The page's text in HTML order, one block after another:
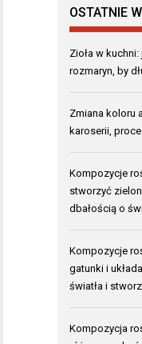
OSTATNIE
Zioła w
rozmaryn, by
Zmiana koloru
karoserii,
Kompozycje
stworzyć
dbałością o
Kompozycje
gatunki i
światła i
Kompozycja